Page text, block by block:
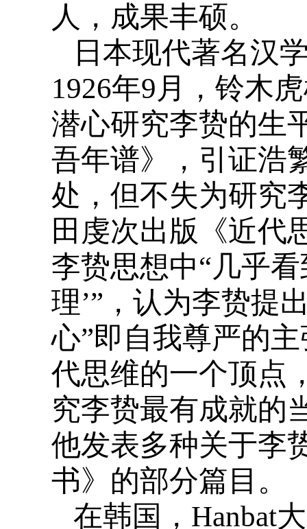
人，成果丰硕。
日本现代著名汉
1926年9月，铃木
潜心研究李贽的生
吾年谱》，引证浩
处，但不失为研究
田虔次出版《近代
李贽思想中“几乎
理’”，认为李贽提
心”即自我尊严的
代思维的一个顶点
究李贽最有成就的
他发表多种关于李
书》的部分篇目。
在韩国，Hanbat